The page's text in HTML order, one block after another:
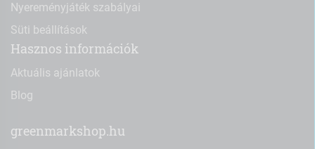
Nyereményjáték szabályai
Süti beállítások
Hasznos információk
Aktuális ajánlatok
Blog
greenmarkshop.hu